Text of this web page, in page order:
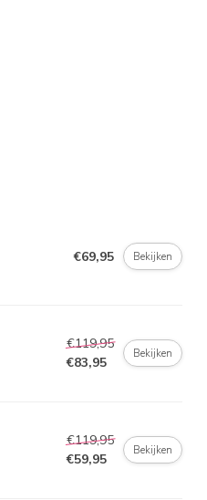
€69,95 Bekijken
€119,95
€83,95
Bekijken
€119,95
€59,95
Bekijken